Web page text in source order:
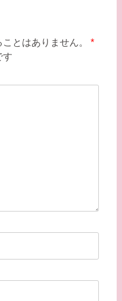
とはありません。
*
す